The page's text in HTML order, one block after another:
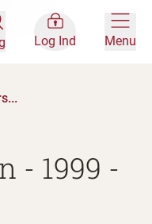
Log Ind Menu
- 1999 -